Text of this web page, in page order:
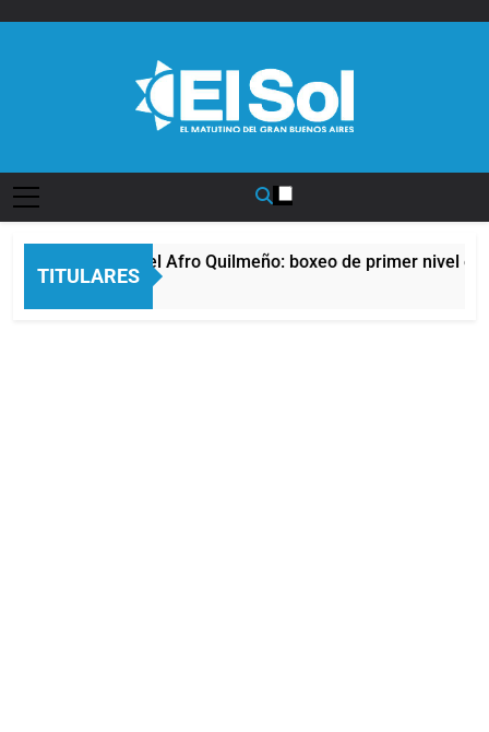
TITULARES
La noche del Afro Quilmeño: boxeo de primer nivel en
13 Horas Atrás